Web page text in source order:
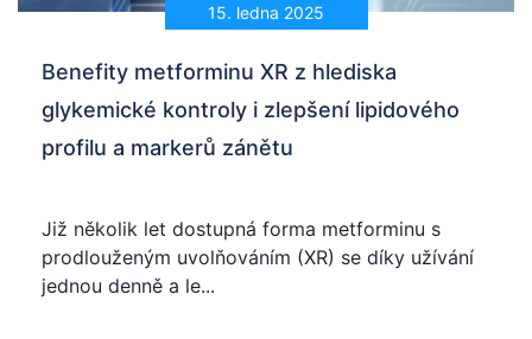
15. ledna 2025
Benefity metforminu XR z hlediska
glykemické kontroly i zlepšení lipidového
profilu a markerů zánětu
Již několik let dostupná forma metforminu s
prodlouženým uvolňováním (XR) se díky užívání
jednou denně a le...